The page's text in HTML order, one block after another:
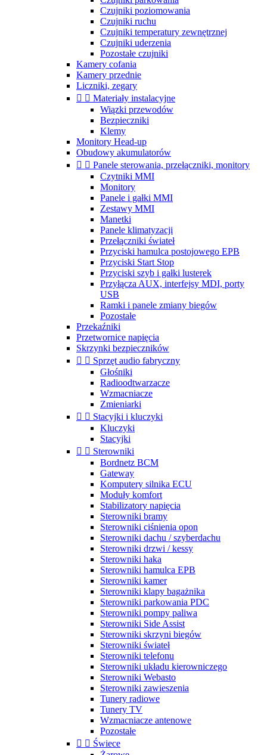
Czujniki poziomowania
Czujniki ruchu
Czujniki temperatury zewnętrznej
Czujniki uderzenia
Pozostałe czujniki
Kamery cofania
Kamery przednie
Liczniki, zegary
  Materiały instalacyjne
Wiązki przewodów
Bezpieczniki
Klemy
Monitory Head-up
Obudowy akumulatorów
  Panele sterowania, przełączniki, monitory
Czytniki MMI
Monitory
Panele i gałki MMI
Zestawy MMI
Manetki
Panele klimatyzacji
Przełączniki świateł
Przyciski hamulca postojowego EPB
Przyciski Start Stop
Przyciski szyb i gałki lusterek
Przyłącza AUX, interfejsy MDI, porty
USB
Ramki i panele zmiany biegów
Pozostałe
Przekaźniki
Przetwornice napięcia
Skrzynki bezpieczników
  Sprzęt audio fabryczny
Głośniki
Radioodtwarzacze
Wzmacniacze
Zmieniarki
  Stacyjki i kluczyki
Kluczyki
Stacyjki
  Sterowniki
Bordnetz BCM
Gateway
Komputery silnika ECU
Moduły komfort
Stabilizatory napięcia
Sterowniki bramy
Sterowniki ciśnienia opon
Sterowniki dachu / szyberdachu
Sterowniki drzwi / kessy
Sterowniki haka
Sterowniki hamulca EPB
Sterowniki kamer
Sterowniki klapy bagażnika
Sterowniki parkowania PDC
Sterowniki pompy paliwa
Sterowniki Side Assist
Sterowniki skrzyni biegów
Sterowniki świateł
Sterowniki telefonu
Sterowniki układu kierowniczego
Sterowniki Webasto
Sterowniki zawieszenia
Tunery radiowe
Tunery TV
Wzmacniacze antenowe
Pozostałe
  Świece